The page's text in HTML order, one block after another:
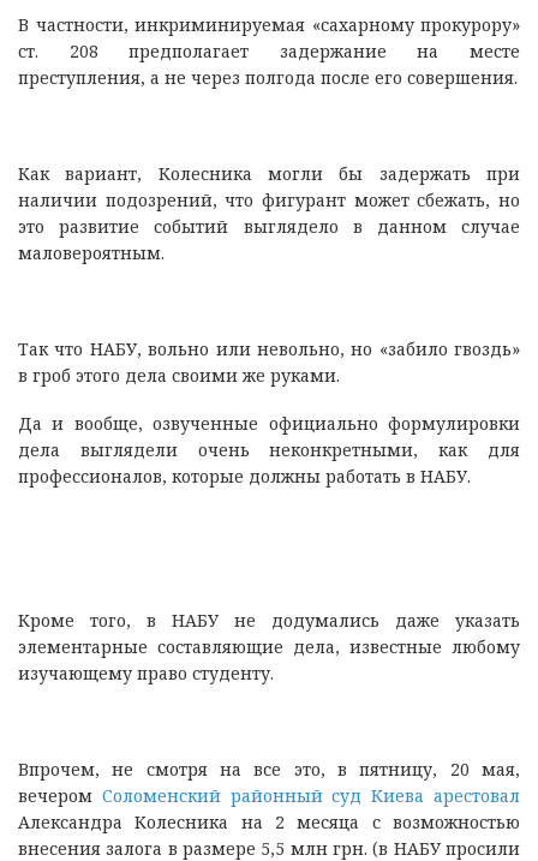
В частности, инкриминируемая «сахарному прокурору»
ст. 208 предполагает задержание на месте
преступления, а не через полгода после его совершения.
Как вариант, Колесника могли бы задержать при
наличии подозрений, что фигурант может сбежать, но
это развитие событий выглядело в данном случае
маловероятным.
Так что НАБУ, вольно или невольно, но «забило гвоздь»
в гроб этого дела своими же руками.
Да и вообще, озвученные официально формулировки
дела выглядели очень неконкретными, как для
профессионалов, которые должны работать в НАБУ.
Кроме того, в НАБУ не додумались даже указать
элементарные составляющие дела, известные любому
изучающему право студенту.
Впрочем, не смотря на все это, в пятницу, 20 мая,
вечером Соломенский районный суд Киева арестовал
Александра Колесника на 2 месяца с возможностью
внесения залога в размере 5,5 млн грн. (в НАБУ просили